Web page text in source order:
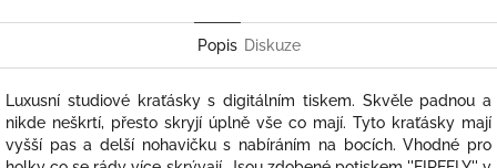
Popis Diskuze
Luxusní studiové kraťásky s digitálním tiskem. Skvěle padnou a
nikde neškrtí, přesto skryjí úplně vše co mají. Tyto kraťásky mají
vyšší pas a delší nohavičku s nabíráním na bocích. Vhodné pro